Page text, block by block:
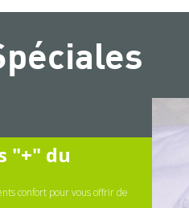
"+" du
confort pour vous offrir de